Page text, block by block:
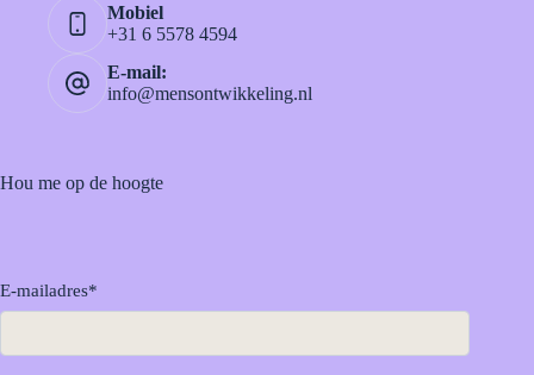
Mobiel
+31 6 5578 4594
E-mail:
info@mensontwikkeling.nl
Hou me op de hoogte
E-mailadres*